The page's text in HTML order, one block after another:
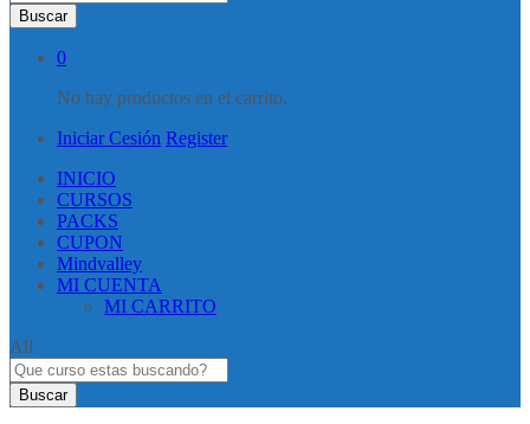
Buscar
0
No hay productos en el carrito.
Iniciar Cesión Register
INICIO
CURSOS
PACKS
CUPON
Mindvalley
MI CUENTA
MI CARRITO
All
Buscar